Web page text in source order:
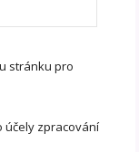
stránku pro
účely zpracování